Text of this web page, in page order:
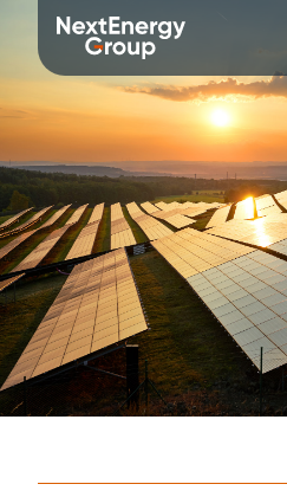
Il Gruppo
Chi siamo
Missione
Valori
Storia
Leadership team